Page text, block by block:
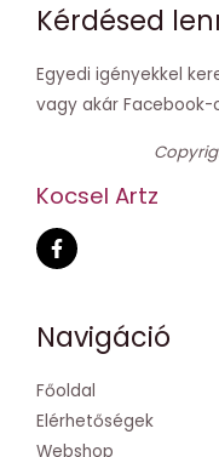
Kérdésed
Egyedi igényekkel
vagy akár Facebook-
Kocsel Artz
Navigáció
Főoldal
Elérhetőségek
Webshop